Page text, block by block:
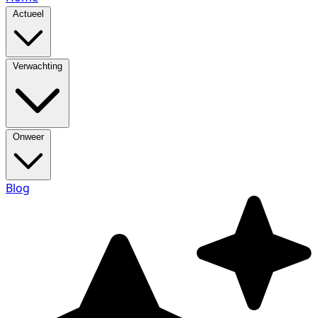
Actueel
Verwachting
Onweer
Blog